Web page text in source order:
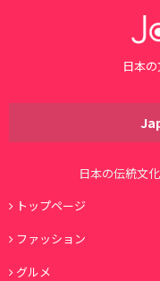
日本
日本の伝統文
トップページ
ファッション
グルメ